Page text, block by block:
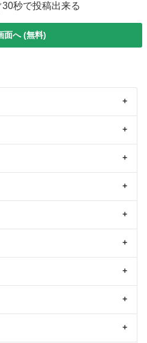
秒で投稿出来る
面へ (無料)